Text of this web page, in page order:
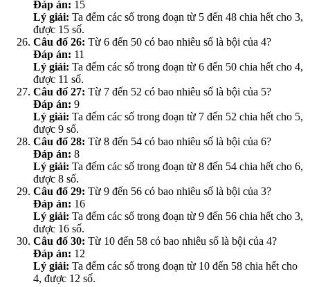
Đáp án: 15
Lý giải: Ta đếm các số trong đoạn từ 5 đến 48 chia hết cho 3,
được 15 số.
Câu đố 26: Từ 6 đến 50 có bao nhiêu số là bội của 4?
Đáp án: 11
Lý giải: Ta đếm các số trong đoạn từ 6 đến 50 chia hết cho 4,
được 11 số.
Câu đố 27: Từ 7 đến 52 có bao nhiêu số là bội của 5?
Đáp án: 9
Lý giải: Ta đếm các số trong đoạn từ 7 đến 52 chia hết cho 5,
được 9 số.
Câu đố 28: Từ 8 đến 54 có bao nhiêu số là bội của 6?
Đáp án: 8
Lý giải: Ta đếm các số trong đoạn từ 8 đến 54 chia hết cho 6,
được 8 số.
Câu đố 29: Từ 9 đến 56 có bao nhiêu số là bội của 3?
Đáp án: 16
Lý giải: Ta đếm các số trong đoạn từ 9 đến 56 chia hết cho 3,
được 16 số.
Câu đố 30: Từ 10 đến 58 có bao nhiêu số là bội của 4?
Đáp án: 12
Lý giải: Ta đếm các số trong đoạn từ 10 đến 58 chia hết cho
4, được 12 số.